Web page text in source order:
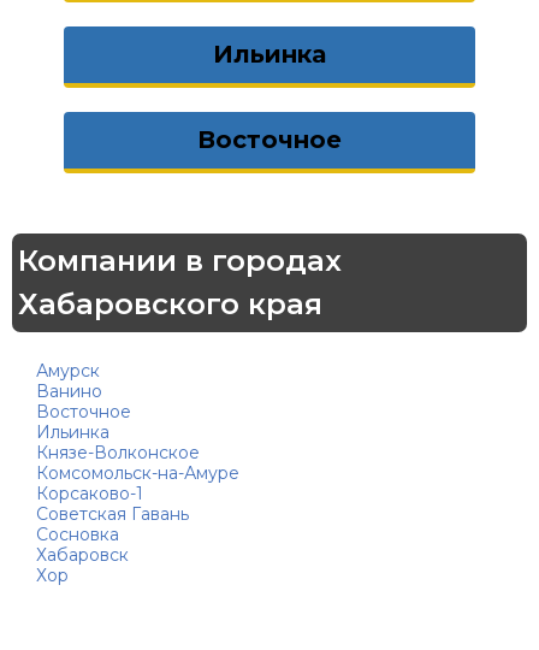
Ильинка
Восточное
Компании в городах
Хабаровского края
Амурск
Ванино
Восточное
Ильинка
Князе-Волконское
Комсомольск-на-Амуре
Корсаково-1
Советская Гавань
Сосновка
Хабаровск
Хор